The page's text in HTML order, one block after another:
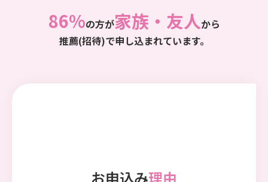
86%の方が家族・友人から
推薦(招待)で申し込まれています。
お申込み理由